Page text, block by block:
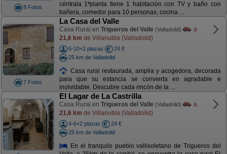
8 Fotos
céntrala 1ªplanta tiene 1 habitación con TV y baño con
bañera, comedor para 10 personas, cocina ...
7 Fotos
La Casa del Valle
Casa Rural en Trigueros del Valle (Valladolid)
a
21,6 km de Villanubla (Valladolid)
6-10+2 plazas
24 €
25 km de Valladolid
Casa rural restaurada, amplia y acogedora, decorada
para que su estancia se convierta en agradable e
inolvidable. Descubre cada rincón de la ...
El Lagar de La Castrilla
Casa Rural en Trigueros del Valle (Valladolid)
a
21,6 km de Villanubla (Valladolid)
4-6+2 plazas
24 €
25 km de Valladolid
En el tranquilo pueblo vallisoletano de Trigueros del